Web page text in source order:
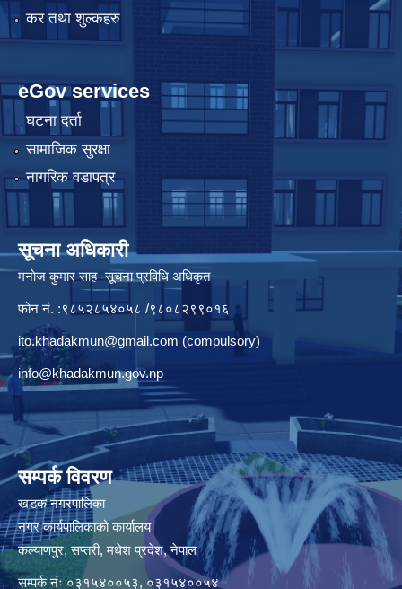
कर तथा शुल्कहरु
eGov services
घटना दर्ता
सामाजिक सुरक्षा
नागरिक वडापत्र
सूचना अधिकारी
मनाेज कुमार साह -सूचना प्रविधि अधिकृत
फोन नं. :९८५२८५४०५८ /९८०८२९९०१६
ito.khadakmun@gmail.com (compulsory)
info@khadakmun.gov.np
सम्पर्क विवरण
खडक नगरपालिका
नगर कार्यपालिकाको कार्यालय
कल्याणपुर, सप्तरी, मधेश प्रदेश, नेपाल
सम्पर्क नंः ०३१५४००५३, ०३१५४००५४